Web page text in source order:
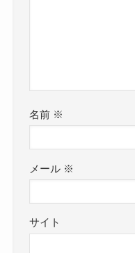
名前 ※
メール ※
サイト